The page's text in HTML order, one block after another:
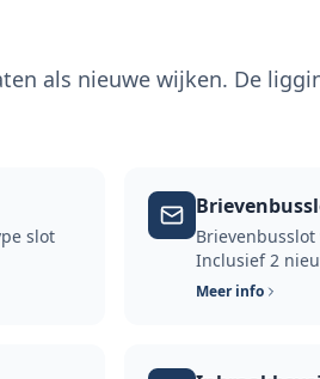
als nieuwe wijken. De
slot
Brievenbusslot
Inclusief 2
Meer info